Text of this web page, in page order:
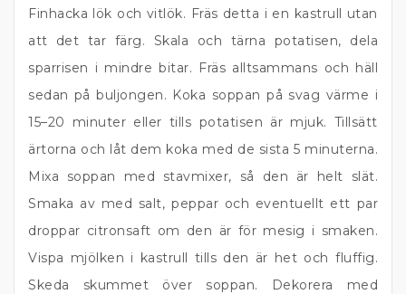
Finhacka lök och vitlök. Fräs detta i en kastrull utan
att det tar färg. Skala och tärna potatisen, dela
sparrisen i mindre bitar. Fräs alltsammans och häll
sedan på buljongen. Koka soppan på svag värme i
15–20 minuter eller tills potatisen är mjuk. Tillsätt
ärtorna och låt dem koka med de sista 5 minuterna.
Mixa soppan med stavmixer, så den är helt slät.
Smaka av med salt, peppar och eventuellt ett par
droppar citronsaft om den är för mesig i smaken.
Vispa mjölken i kastrull tills den är het och fluffig.
Skeda skummet över soppan. Dekorera med